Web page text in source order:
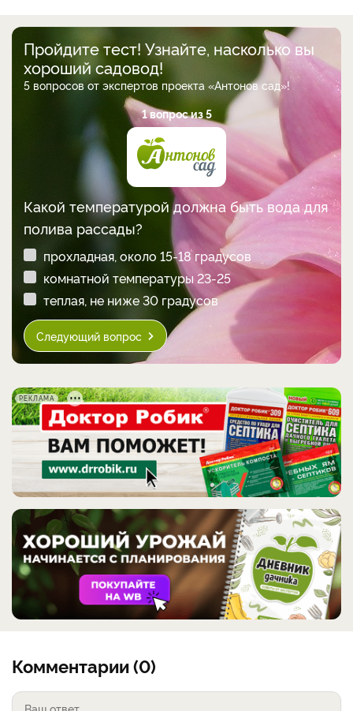
Пройдите тест! Узнайте, насколько вы
хороший садовод!
5 вопросов от экспертов проекта «Антонов сад»!
1 вопрос из 5
Какой температурой должна быть вода для
полива рассады?
прохладная, около 15-18 градусов
комнатной температуры 23-25
теплая, не ниже 30 градусов
Следующий вопрос
РЕКЛАМА
Комментарии (0)